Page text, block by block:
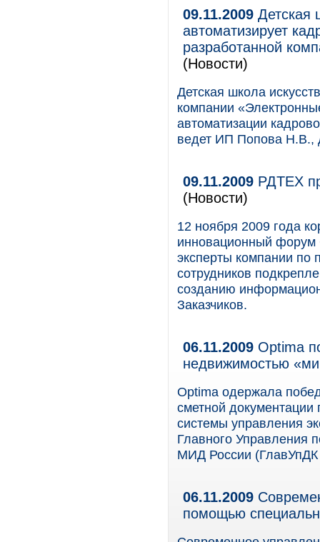
09.11.2009 Детская
автоматизирует
разработанной
(Новости)
Детская школа
компании
автоматизации
ведет ИП Попова Н.В.,
09.11.2009 РДТЕХ
(Новости)
12 ноября 2009 года
инновационный форум
эксперты компании по
сотрудников
созданию
Заказчиков.
06.11.2009 Optima
недвижимостью
Optima одержала
сметной
системы управления
Главного Управления
МИД России
06.11.2009
помощью